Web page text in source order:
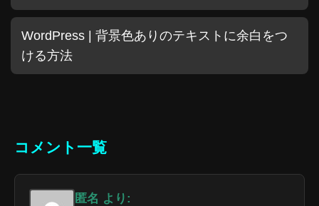
WordPress | 背景色ありのテキストに余白をつ
ける方法
コメント一覧
匿名 より: